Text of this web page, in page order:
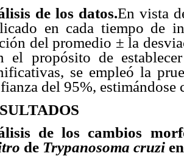
de los datos.En vista
en cada tiempo de
del promedio ± la
el propósito de
se empleó la
del 95%,
de los cambios
de Trypanosoma cruzi